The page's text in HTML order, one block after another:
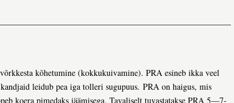
kõhetumine (kokkukuivamine). PRA esineb ikka veel
leidub pea iga tolleri sugupuus. PRA on haigus, mis
koera pimedaks jäämisega. Tavaliselt tuvastatakse PRA 5—7-